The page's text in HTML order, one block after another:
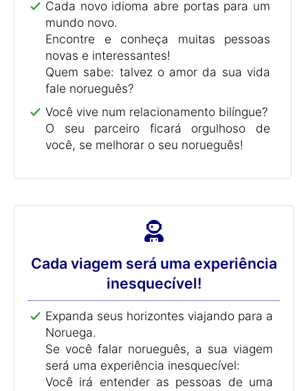
Cada novo idioma abre portas para um
mundo novo.
Encontre e conheça muitas pessoas
novas e interessantes!
Quem sabe: talvez o amor da sua vida
fale norueguês?
Você vive num relacionamento bilíngue?
O seu parceiro ficará orgulhoso de
você, se melhorar o seu norueguês!
Cada viagem será uma experiência
inesquecível!
Expanda seus horizontes viajando para a
Noruega.
Se você falar norueguês, a sua viagem
será uma experiência inesquecível:
Você irá entender as pessoas de uma